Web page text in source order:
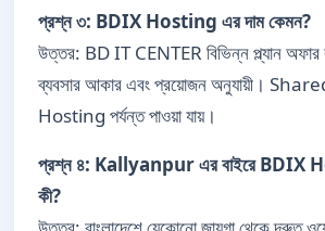
প্রশ্ন ৩: BDIX Hosting এর দাম কেমন?
উত্তর: BD IT CENTER বিভিন্ন প্ল্যান অফার
ব্যবসার আকার এবং প্রয়োজন অনুযায়ী।
Hosting পর্যন্ত পাওয়া যায়।
প্রশ্ন ৪: Kallyanpur এর বাইরে BDIX
কী?